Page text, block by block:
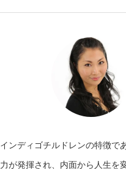
インディゴチルドレンの特徴で
力が発揮され、内面から人生を